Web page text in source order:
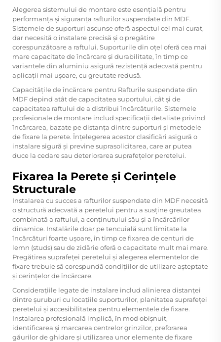
Alegerea sistemului de montare este esențială pentru
performanța și siguranța rafturilor suspendate din MDF.
Sistemele de suporturi ascunse oferă aspectul cel mai curat,
dar necesită o instalare precisă și o pregătire
corespunzătoare a raftului. Suporturile din oțel oferă cea mai
mare capacitate de încărcare și durabilitate, în timp ce
variantele din aluminiu asigură rezistență adecvată pentru
aplicații mai ușoare, cu greutate redusă.
Capacitățile de încărcare pentru Rafturile suspendate din
MDFdepind atât de capacitatea suportului, cât și de
capacitatea raftului de a distribui încărcăturile. Sistemele
profesionale de montare includ specificații detaliate privind
încărcarea, bazate pe distanța dintre suporturi și metodele
de fixare la perete. Înțelegerea acestor clasificări asigură o
instalare sigură și previne suprasolicitarea, care ar putea
duce la cedare sau deteriorarea suprafețelor peretelui.
Fixarea la Perete și Cerințele
Structurale
Instalarea cu succes a rafturilor suspendate din MDF necesită
o structură adecvată a peretelui pentru a susține greutatea
combinată a raftului, a conținutului său și a încărcărilor
dinamice. Instalările doar pe tencuială sunt limitate la
încărcături foarte ușoare, în timp ce fixarea de centuri de
lemn (studs) sau de zidărie oferă o capacitate mult mai mare.
Pregătirea suprafeței peretelui și alegerea elementelor de
fixare trebuie să corespundă condițiilor de utilizare așteptate
și cerințelor de încărcare.
Considerațiile legate de instalare includ alinierea distanței
dintre șuruburi cu locațiile suporturilor, planitatea suprafeței
peretelui și accesibilitatea pentru elementele de fixare.
Instalarea profesională implică, în mod obișnuit,
identificarea și marcarea centrelor grinzilor, preforarea
găurilor de ghidare și utilizarea unor elemente de fixare